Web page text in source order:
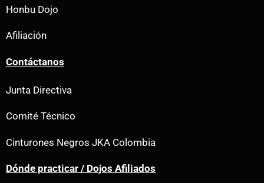
Honbu Dojo
Afiliación
Contáctanos
Junta Directiva
Comité Técnico
Cinturones Negros JKA Colombia
Dónde practicar / Dojos Afiliados